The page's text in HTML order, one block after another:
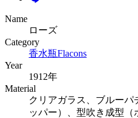
Name
ローズ
Category
香水瓶Flacons
Year
1912年
Material
クリアガラス、ブルーパ
ッパー）、型吹き成型（